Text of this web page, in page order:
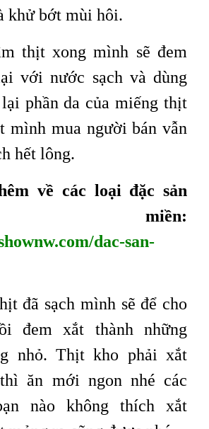
khử bớt mùi hôi.
thịt xong mình sẽ đem
với nước sạch và dùng
phần da của miếng thịt
mình mua người bán vẫn
hết lông.
về các loại đặc sản
miền:
dac-san-
đã sạch mình sẽ để cho
đem xắt thành những
nhỏ. Thịt kho phải xắt
ăn mới ngon nhé các
nào không thích xắt